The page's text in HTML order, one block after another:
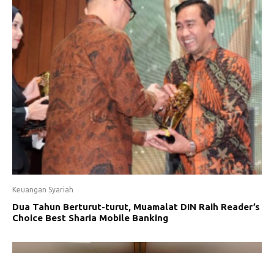
Keuangan Syariah
Dua Tahun Berturut-turut, Muamalat DIN Raih Reader’s
Choice Best Sharia Mobile Banking